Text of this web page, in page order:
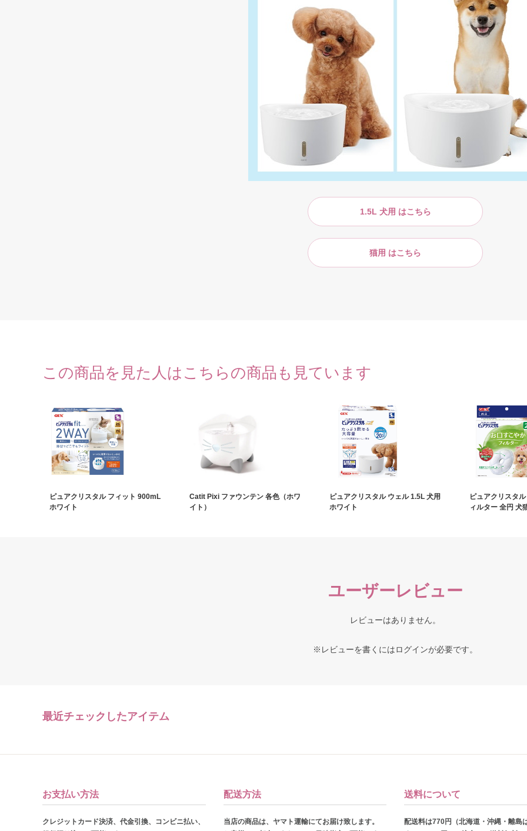
1.5L 犬用 はこちら
猫用 はこちら
この商品を見た人はこちらの商品も見ています
ピュアクリスタル フィット 900mL
ホワイト
Catit Pixi ファウンテン 各色（ホワ
イト）
ピュアクリスタル ウェル 1.5L 犬用
ホワイト
ピュアクリスタ
ィルター 全円 犬
ユーザーレビュー
レビューはありません。
※レビューを書くにはログインが必要です。
最近チェックしたアイテム
お支払い方法
クレジットカード決済、代金引換、コンビニ払い、
配送方法
当店の商品は、ヤマト運輸にてお届け致します。
送料について
配送料は770円（北海道・沖縄・離島